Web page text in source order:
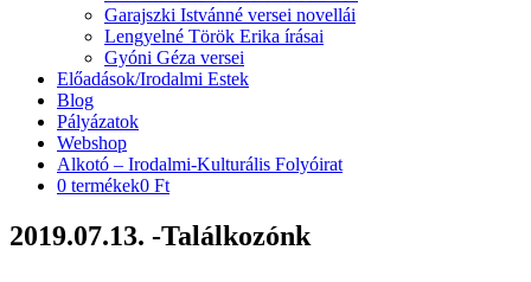
Garajszki Istvánné versei novellái
Lengyelné Török Erika írásai
Gyóni Géza versei
Előadások/Irodalmi Estek
Blog
Pályázatok
Webshop
Alkotó – Irodalmi-Kulturális Folyóirat
0 termékek0 Ft
2019.07.13. -Találkozónk